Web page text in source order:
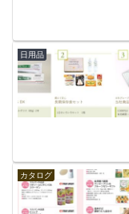
日用品
カタログ